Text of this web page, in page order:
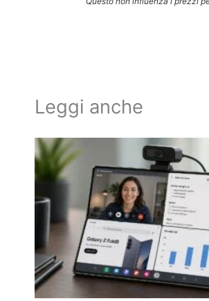
Leggi anche